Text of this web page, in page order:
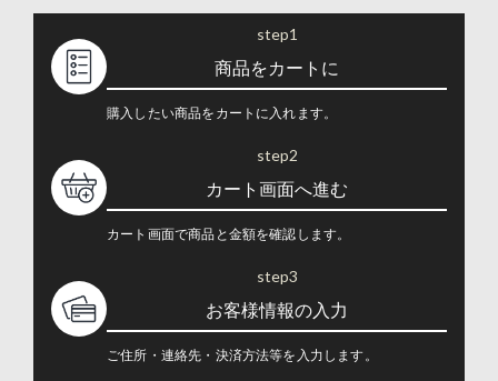
step1
商品をカートに
購入したい商品をカートに入れます。
step2
カート画面へ進む
カート画面で商品と金額を確認します。
step3
お客様情報の入力
ご住所・連絡先・決済方法等を入力します。